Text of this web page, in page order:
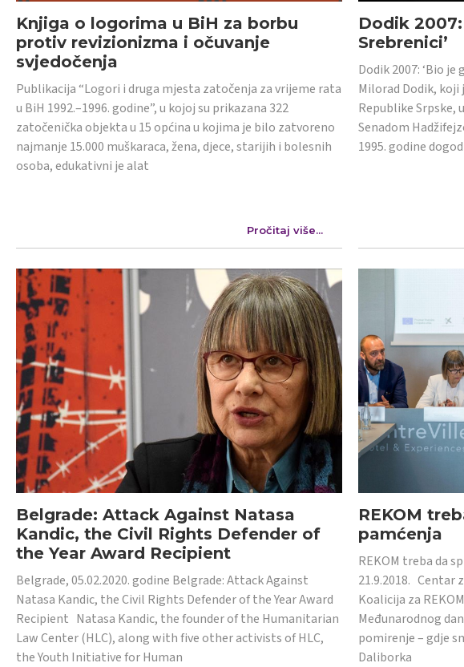
Knjiga o logorima u BiH za borbu
protiv revizionizma i očuvanje
svjedočenja
Publikacija “Logori i druga mjesta zatočenja za vrijeme rata
u BiH 1992.–1996. godine”, u kojoj su prikazana 322
zatočenička objekta u 15 općina u kojima je bilo zatvoreno
najmanje 15.000 muškaraca, žena, djece, starijih i bolesnih
osoba, edukativni je alat
Pročitaj više...
Dodik
Srebrenici’
Dodik 2007: ‘Bio je
Milorad Dodik, koji
Republike Srpske,
Senadom
1995. godine
Belgrade: Attack Against Natasa
Kandic, the Civil Rights Defender of
the Year Award Recipient
Belgrade, 05.02.2020. godine Belgrade: Attack Against
Natasa Kandic, the Civil Rights Defender of the Year Award
Recipient Natasa Kandic, the founder of the Humanitarian
Law Center (HLC), along with five other activists of HLC,
the Youth Initiative for Human
REKOM
pamćenja
REKOM treba da
21.9.2018. Centar
Koalicija za
Međunarodnog
pomirenje – gdje
Daliborka